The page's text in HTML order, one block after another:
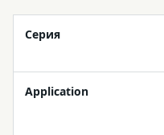
Серия
Application